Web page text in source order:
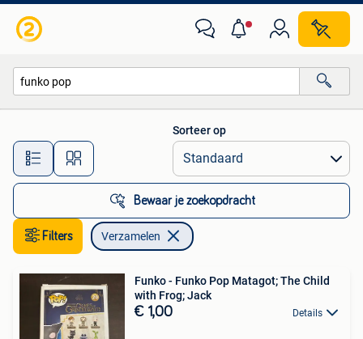
Alle afstanden…
Sorteer op
Bewaar je zoekopdracht
Filters Verzamelen
Funko - Funko Pop Matagot; The Child
with Frog; Jack
€ 1,00 Details